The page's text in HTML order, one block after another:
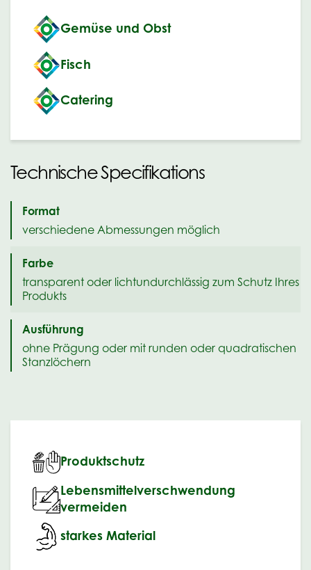
Gemüse und Obst
Fisch
Catering
Technische Specifikations
Format
verschiedene Abmessungen möglich
Farbe
transparent oder lichtundurchlässig zum Schutz Ihres
Produkts
Ausführung
ohne Prägung oder mit runden oder quadratischen
Stanzlöchern
Produktschutz
Lebensmittelverschwendung
vermeiden
starkes Material